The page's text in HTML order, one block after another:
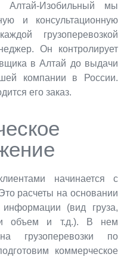
Изобильный мы
и консультационную
грузоперевозкой
Он контролирует
в Алтай до выдачи
компании в России.
его заказ.
начинается с
расчеты на основании
информации (вид груза,
и объем и т.д.). В нем
грузоперевозки по
коммерческое